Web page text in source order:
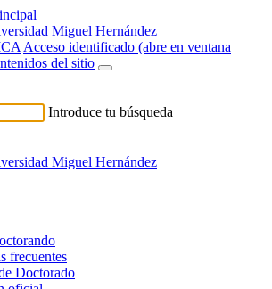
Acceso identificado (abre en ventana
del sitio
Introduce tu búsqueda
frecuentes
Doctorado